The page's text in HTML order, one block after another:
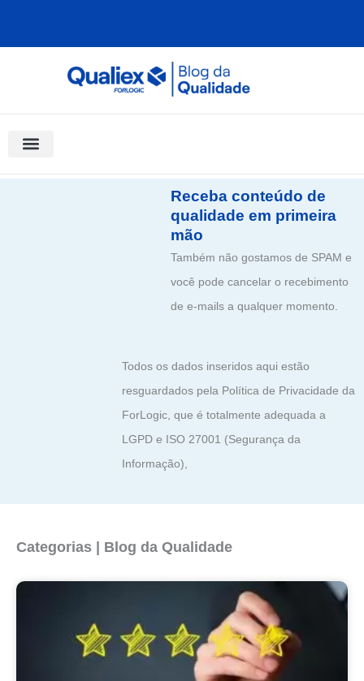
Receba conteúdo de
qualidade em primeira
mão
Também não gostamos de SPAM e
você pode cancelar o recebimento
de e-mails a qualquer momento.
Todos os dados inseridos aqui estão
resguardados pela Política de Privacidade da
ForLogic, que é totalmente adequada a
LGPD e ISO 27001 (Segurança da
Informação),
Categorias | Blog da Qualidade